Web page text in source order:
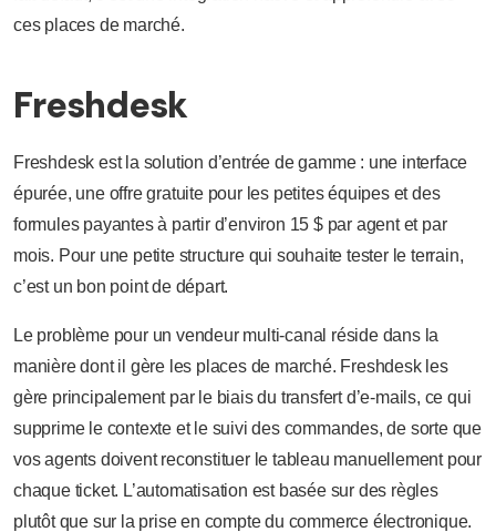
ces places de marché.
Freshdesk
Freshdesk est la solution d’entrée de gamme : une interface
épurée, une offre gratuite pour les petites équipes et des
formules payantes à partir d’environ 15 $ par agent et par
mois. Pour une petite structure qui souhaite tester le terrain,
c’est un bon point de départ.
Le problème pour un vendeur multi-canal réside dans la
manière dont il gère les places de marché. Freshdesk les
gère principalement par le biais du transfert d’e-mails, ce qui
supprime le contexte et le suivi des commandes, de sorte que
vos agents doivent reconstituer le tableau manuellement pour
chaque ticket. L’automatisation est basée sur des règles
plutôt que sur la prise en compte du commerce électronique.